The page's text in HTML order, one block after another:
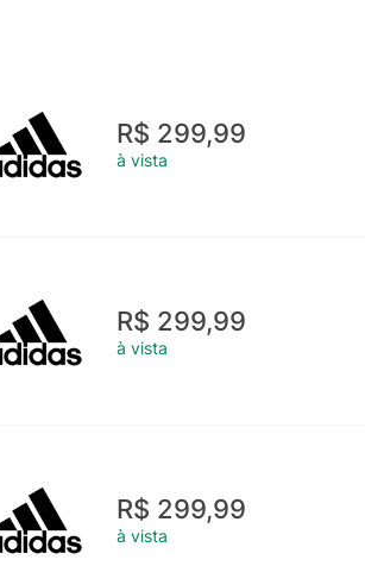
R$ 299,99
à vista
R$ 299,99
à vista
R$ 299,99
à vista